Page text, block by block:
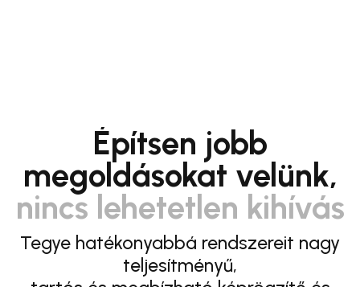
Építsen jobb
megoldásokat velünk,
nincs lehetetlen kihívás
Tegye hatékonyabbá rendszereit nagy
teljesítményű,